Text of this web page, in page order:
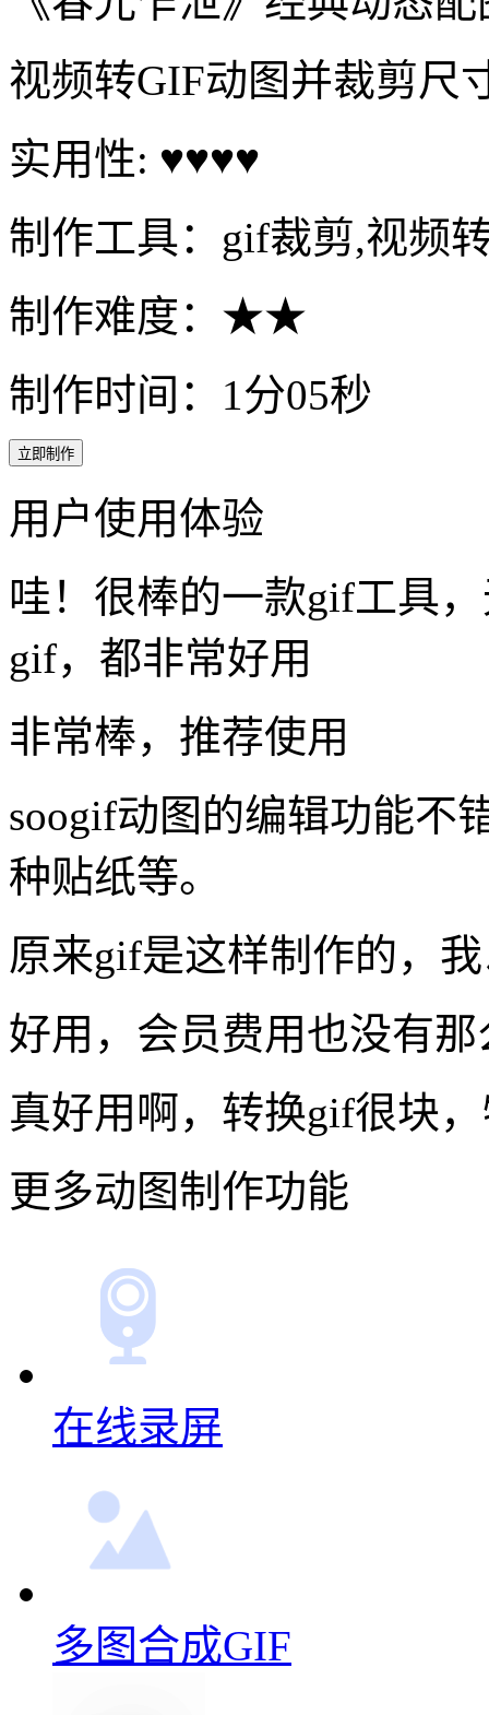
视频转GIF动图并裁剪尺
实用性: ♥♥♥♥
制作工具：gif裁剪,视频
制作难度：★★
制作时间：1分05秒
立即制作
用户使用体验
哇！很棒的一款gif工具
gif，都非常好用
非常棒，推荐使用
soogif动图的编辑功能不
种贴纸等。
原来gif是这样制作的，
好用，会员费用也没有
真好用啊，转换gif很块
更多动图制作功能
在线录屏
多图合成GIF